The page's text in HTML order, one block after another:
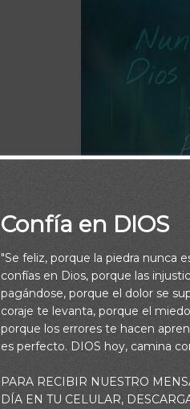
Confía en DIOS
"Se feliz, porque la piedra nunca
confías en Dios, porque las
pagándose, porque el dolor se
coraje te levanta, porque el
porque los errores te hacen
es perfecto. DIOS hoy, camina
PARA RECIBIR NUESTRO
DÍA EN TU CELULAR,